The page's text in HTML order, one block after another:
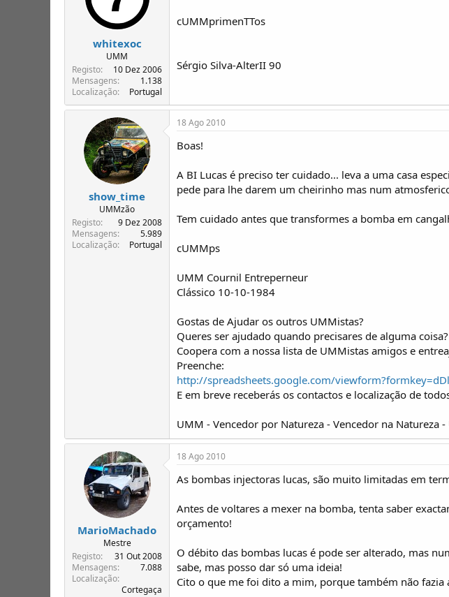
whitexoc
UMM
Registo
10 Dez 2006
Mensagens
1.138
Localização
Portugal
cUMMprimenTTos
Sérgio Silva-AlterII 90
show_time
UMMzão
Registo
9 Dez 2008
Mensagens
5.989
Localização
Portugal
18 Ago 2010
Boas!
A BI Lucas é preciso ter cuidado... leva a uma casa
pede para lhe darem um cheirinho mas num
Tem cuidado antes que transformes a bomba em
cUMMps
UMM Cournil Entreperneur
Clássico 10-10-1984
Gostas de Ajudar os outros UMMistas?
Queres ser ajudado quando precisares de alguma coisa?
Coopera com a nossa lista de UMMistas amigos e
Preenche:
http://spreadsheets.google.com/
E em breve receberás os contactos e localização de
UMM - Vencedor por Natureza - Vencedor na Natureza
MarioMachado
Mestre
Registo
31 Out 2008
Mensagens
7.088
Localização
Cortegaça
18 Ago 2010
As bombas injectoras lucas, são muito limitadas em
Antes de voltares a mexer na bomba, tenta saber
orçamento!
O débito das bombas lucas é pode ser alterado, mas
sabe, mas posso dar só uma ideia!
Cito o que me foi dito a mim, porque também não